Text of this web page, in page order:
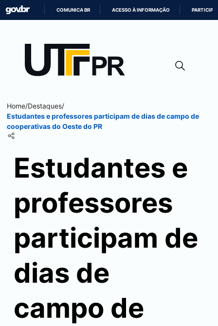
CONTEÚDO
COMUNICA BR ACESSO À INFORMAÇÃO PARTICIPE
Home/Destaques/
Estudantes e professores participam de dias de campo de
cooperativas do Oeste do PR
Estudantes e
professores
participam de
dias de
campo de